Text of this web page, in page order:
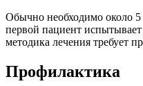
Обычно необходимо около
первой пациент испытывает
методика лечения требует
Профилактика